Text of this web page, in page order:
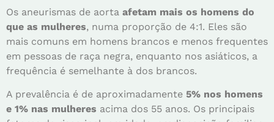
Os aneurismas de aorta afetam mais os homens do
que as mulheres, numa proporção de 4:1. Eles são
mais comuns em homens brancos e menos frequentes
em pessoas de raça negra, enquanto nos asiáticos, a
frequência é semelhante à dos brancos.
A prevalência é de aproximadamente 5% nos homens
e 1% nas mulheres acima dos 55 anos. Os principais